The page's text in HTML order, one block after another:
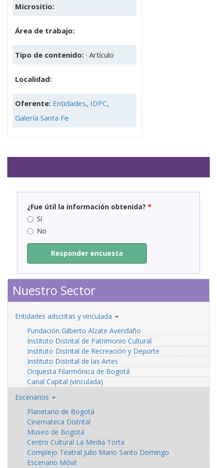
Micrositio:
Área de trabajo:
Tipo de contenido: · Artículo
Localidad:
Oferente: Entidades, IDPC,
Galería Santa Fe
¿Fue útil la información obtenida? *
Sí
No
Responder encuesta
Nuestro Sector
Entidades adscritas y vinculada
Fundación Gilberto Alzate Avendaño
Instituto Distrital de Patrimonio Cultural
Instituto Distrital de Recreación y Deporte
Instituto Distrital de las Artes
Orquesta Filarmónica de Bogotá
Canal Capital (vinculada)
Escenarios
Planetario de Bogotá
Cinemateca Distrital
Museo de Bogotá
Centro Cultural La Media Torta
Complejo Teatral Julio Mario Santo Domingo
Escenario Móvil